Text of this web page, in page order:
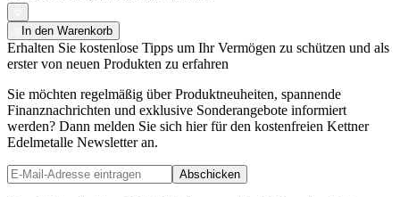
In den Warenkorb
Erhalten Sie kostenlose Tipps um Ihr Vermögen zu schützen und als
erster von neuen Produkten zu erfahren
Sie möchten regelmäßig über Produktneuheiten, spannende
Finanznachrichten und exklusive Sonderangebote informiert
werden? Dann melden Sie sich hier für den kostenfreien Kettner
Edelmetalle Newsletter an.
Abschicken